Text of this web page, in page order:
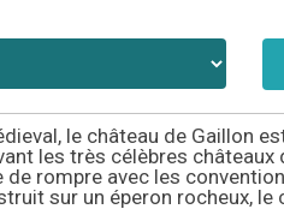
le château de Gaillon
les très célèbres
rompre avec les
sur un éperon rocheux,